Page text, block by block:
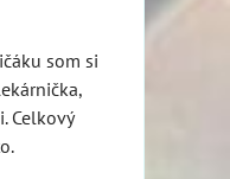
som si
Celkový